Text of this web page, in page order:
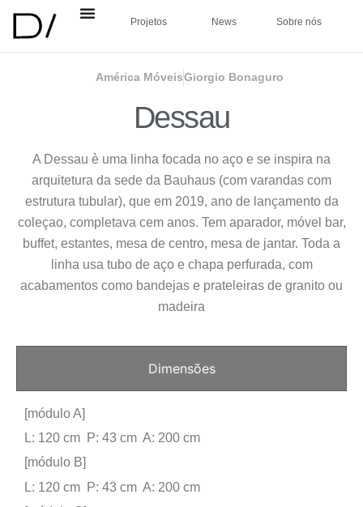
Projetos News Sobre nós
América MóveisGiorgio Bonaguro
Dessau
A Dessau è uma linha focada no aço e se inspira na
arquitetura da sede da Bauhaus (com varandas com
estrutura tubular), que em 2019, ano de lançamento da
coleçao, completava cem anos. Tem aparador, móvel bar,
buffet, estantes, mesa de centro, mesa de jantar. Toda a
linha usa tubo de aço e chapa perfurada, com
acabamentos como bandejas e prateleiras de granito ou
madeira
Dimensões
[módulo A]
L: 120 cm P: 43 cm A: 200 cm
[módulo B]
L: 120 cm P: 43 cm A: 200 cm